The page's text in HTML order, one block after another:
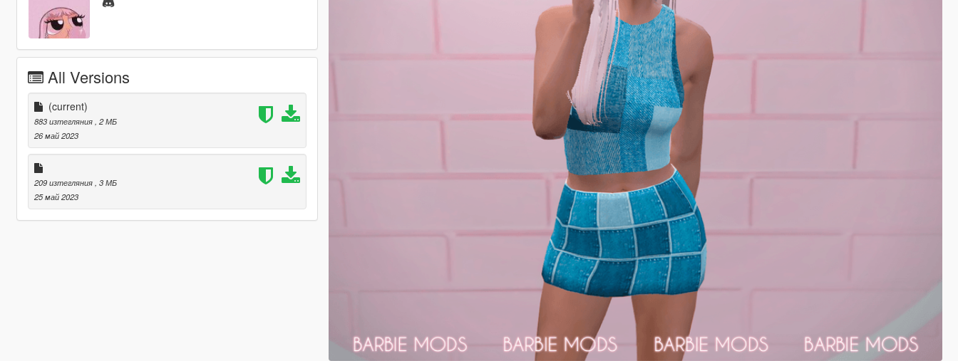
All Versions
(current)
883 изтегляния , 2 МБ
26 май 2023
209 изтегляния , 3 МБ
25 май 2023